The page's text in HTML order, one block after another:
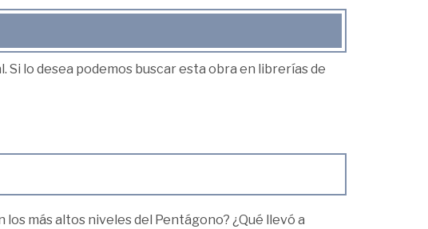
lo desea podemos buscar esta obra en librerías de
más altos niveles del Pentágono? ¿Qué llevó a